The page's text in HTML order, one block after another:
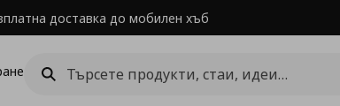
доставка до мобилен хъб